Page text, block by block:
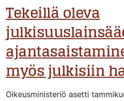
Tekeillä oleva
myös julkisiin
Oikeusministeriö asetti